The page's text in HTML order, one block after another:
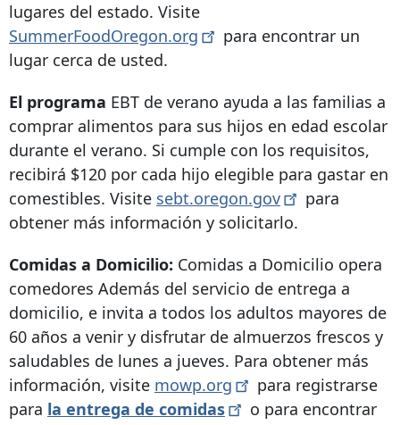
lugares del estado. Visite
SummerFoodOregon.org
para encontrar un
lugar cerca de usted.
El programa EBT de verano ayuda a las familias a
comprar alimentos para sus hijos en edad escolar
durante el verano. Si cumple con los requisitos,
recibirá $120 por cada hijo elegible para gastar en
comestibles. Visite sebt.oregon.gov
para
obtener más información y solicitarlo.
Comidas a Domicilio: Comidas a Domicilio opera
comedores Además del servicio de entrega a
domicilio, e invita a todos los adultos mayores de
60 años a venir y disfrutar de almuerzos frescos y
saludables de lunes a jueves. Para obtener más
información, visite mowp.org
para registrarse
para la entrega de comidas
o para encontrar